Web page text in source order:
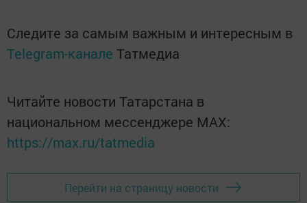
Следите за самым важным и интересным в
Telegram-канале Татмедиа
Читайте новости Татарстана в
национальном мессенджере MАХ:
https://max.ru/tatmedia
Перейти на страницу новости